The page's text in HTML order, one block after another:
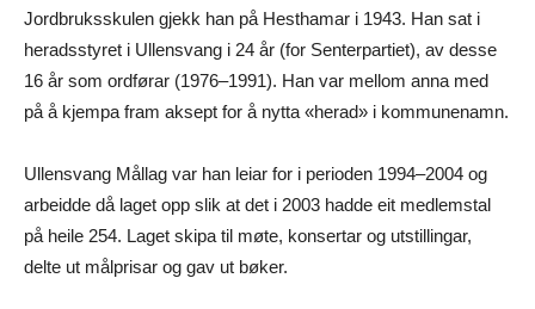
Jordbruksskulen gjekk han på Hesthamar i 1943. Han sat i
heradsstyret i Ullensvang i 24 år (for Senterpartiet), av desse
16 år som ordførar (1976–1991). Han var mellom anna med
på å kjempa fram aksept for å nytta «herad» i kommunenamn.
Ullensvang Mållag var han leiar for i perioden 1994–2004 og
arbeidde då laget opp slik at det i 2003 hadde eit medlemstal
på heile 254. Laget skipa til møte, konsertar og utstillingar,
delte ut målprisar og gav ut bøker.